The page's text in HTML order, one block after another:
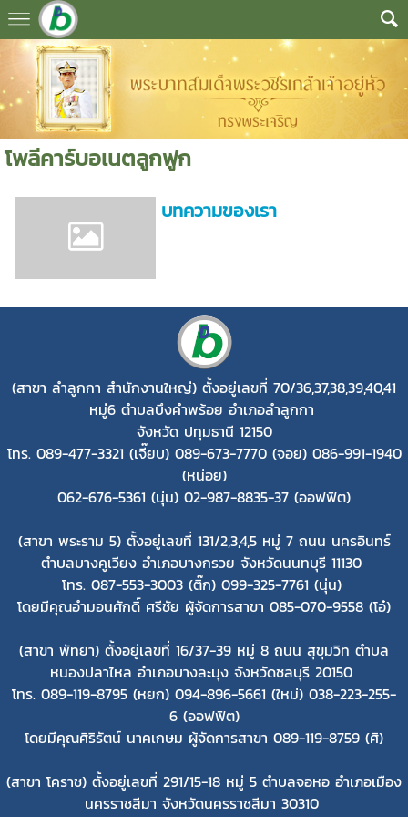
โพลีคาร์บอเนตลูกฟูก
บทความของเรา
(สาขา ลำลูกกา สำนักงานใหญ่) ตั้งอยู่เลขที่ 70/36,37,38,39,40,41
หมู่6 ตำบลบึงคำพร้อย อำเภอลำลูกกา
จังหวัด ปทุมธานี 12150
โทร. 089-477-3321 (เจี๊ยบ) 089-673-7770 (จอย) 086-991-1940
(หน่อย)
062-676-5361 (นุ่น) 02-987-8835-37 (ออฟฟิต)
(สาขา พระราม 5) ตั้งอยู่เลขที่ 131/2,3,4,5 หมู่ 7 ถนน นครอินทร์
ตำบลบางคูเวียง อำเภอบางกรวย จังหวัดนนทบุรี 11130
โทร. 087-553-3003 (ติ๊ก) 099-325-7761 (นุ่น)
โดยมีคุณอำมอนศักดิ์ ศรีชัย ผู้จัดการสาขา 085-070-9558 (โอ๋)
(สาขา พัทยา) ตั้งอยู่เลขที่ 16/37-39 หมู่ 8 ถนน สุขุมวิท ตำบล
หนองปลาไหล อำเภอบางละมุง จังหวัดชลบุรี 20150
โทร. 089-119-8795 (หยก) 094-896-5661 (ใหม่) 038-223-255-
6 (ออฟฟิต)
โดยมีคุณศิริรัตน์ นาคเกษม ผู้จัดการสาขา 089-119-8759 (ศิ)
(สาขา โคราช) ตั้งอยู่เลขที่ 291/15-18 หมู่ 5 ตำบลจอหอ อำเภอเมือง
นครราชสีมา จังหวัดนครราชสีมา 30310